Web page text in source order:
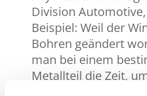
Division
Beispiel: Weil der
Bohren geändert
man bei einem
Metallteil die Zeit,